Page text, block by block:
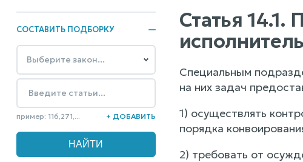
СОСТАВИТЬ ПОДБОРКУ
пример: 116,271,... + ДОБАВИТЬ
Статья
Специальным
на них задач
1) осуществлять
порядка
2) требовать от